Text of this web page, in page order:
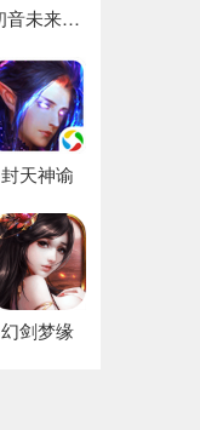
初音未来ABS格斗
封天神谕
幻剑梦缘